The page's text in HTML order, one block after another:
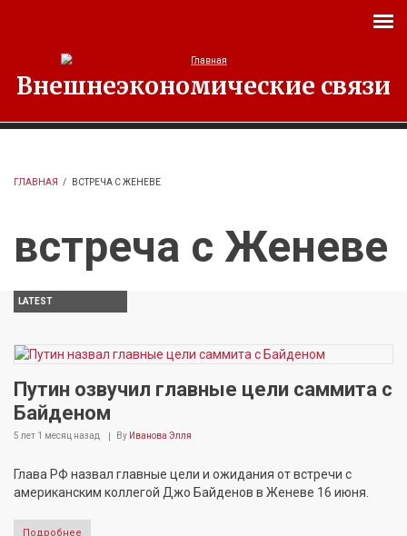
Внешнеэкономические связи
ГЛАВНАЯ / ВСТРЕЧА С ЖЕНЕВЕ
встреча с Женеве
LATEST
Путин озвучил главные цели саммита с
Байденом
5 лет 1 месяц назад By Иванова Элля
Глава РФ назвал главные цели и ожидания от встречи с
американским коллегой Джо Байденов в Женеве 16 июня.
Подробнее